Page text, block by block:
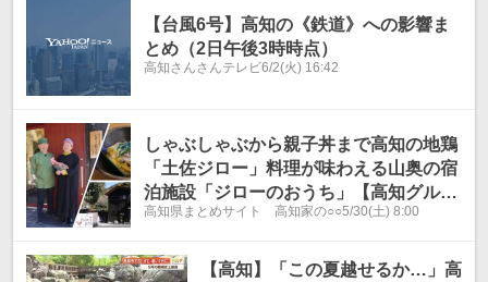
【台風6号】高知の《鉄道》への影響ま
とめ（2日午後3時時点）
高知さんさんテレビ6/2(火) 16:42
しゃぶしゃぶから親子丼まで高知の地鶏
「土佐ジロー」料理が味わえる山奥の宿
泊施設「ジローのおうち」【高知グル
メ】
高知県まとめサイト 高知家の○○5/30(土) 8:00
【高知】「この夏越せるか…」高